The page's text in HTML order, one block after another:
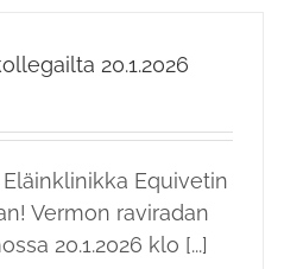
20.1.2026
Equivetin
Vermon raviradan
20.1.2026 klo [...]
hampaan poisto
Tietopankki